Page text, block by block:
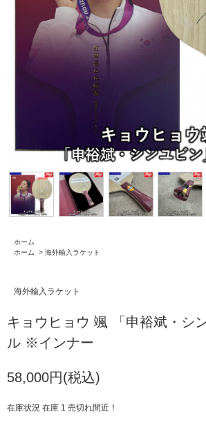
ホーム
ホーム
> 海外輸入ラケット
海外輸入ラケット
キョウヒョウ 颯 「申裕斌・シ
ル ※インナー
58,000円(税込)
在庫状況 在庫 1 売切れ間近！